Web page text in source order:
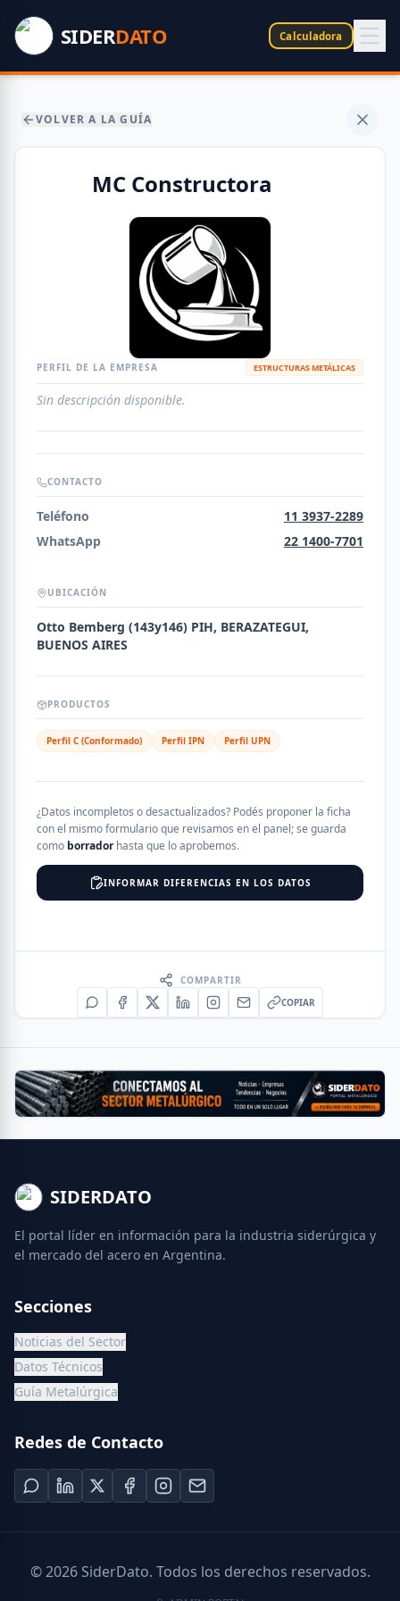
SIDERDATO Calculadora
VOLVER A LA GUÍA
MC Constructora
PERFIL DE LA EMPRESA ESTRUCTURAS METÁLICAS
Sin descripción disponible.
CONTACTO
Teléfono
11 3937-2289
WhatsApp
22 1400-7701
UBICACIÓN
Otto Bemberg (143y146) PIH, BERAZATEGUI,
BUENOS AIRES
PRODUCTOS
Perfil C (Conformado) Perfil IPN Perfil UPN
¿Datos incompletos o desactualizados? Podés proponer la ficha
con el mismo formulario que revisamos en el panel; se guarda
como borradorhasta que lo aprobemos.
INFORMAR DIFERENCIAS EN LOS DATOS
COMPARTIR
COPIAR
SIDERDATO
El portal líder en información para la industria siderúrgica y
el mercado del acero en Argentina.
Secciones
Noticias del Sector
Datos Técnicos
Guía Metalúrgica
Redes de Contacto
©2026SiderDato. Todos los derechos reservados.